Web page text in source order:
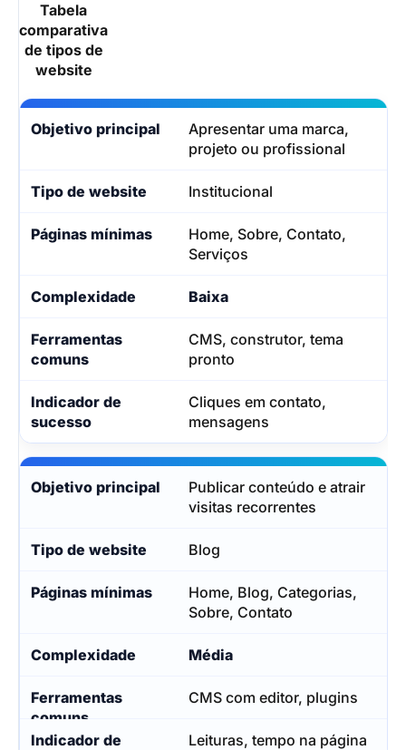
Tabela
comparativa
de tipos de
website
Apresentar uma marca,
projeto ou profissional
Institucional
Home, Sobre, Contato,
Serviços
Baixa
CMS, construtor, tema
pronto
Cliques em contato,
mensagens
Publicar conteúdo e atrair
visitas recorrentes
Blog
Home, Blog, Categorias,
Sobre, Contato
Média
CMS com editor, plugins
Leituras, tempo na página